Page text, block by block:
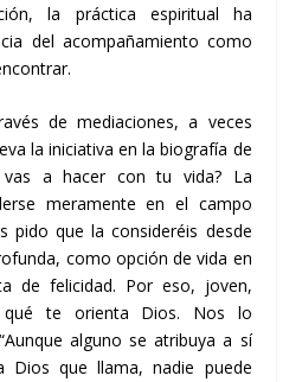
la práctica espiritual ha
del acompañamiento como
de mediaciones, a veces
la iniciativa en la biografía de
vas a hacer con tu vida? La
meramente en el campo
pido que la consideréis desde
como opción de vida en
de felicidad. Por eso, joven,
qué te orienta Dios. Nos lo
alguno se atribuya a sí
Dios que llama, nadie puede